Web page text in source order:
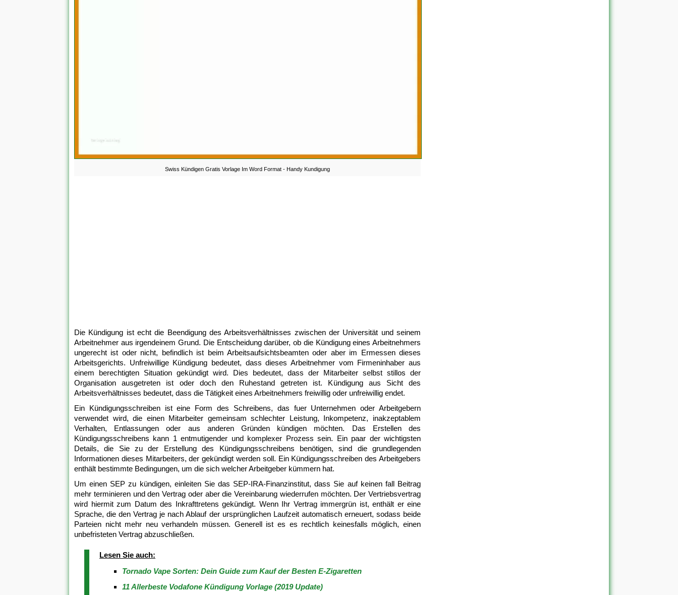
Swiss Kündigen Gratis Vorlage Im Word Format - Handy Kundigung
Die Kündigung ist echt die Beendigung des Arbeitsverhältnisses zwischen der Universität und seinem
Arbeitnehmer aus irgendeinem Grund. Die Entscheidung darüber, ob die Kündigung eines Arbeitnehmers
ungerecht ist oder nicht, befindlich ist beim Arbeitsaufsichtsbeamten oder aber im Ermessen dieses
Arbeitsgerichts. Unfreiwillige Kündigung bedeutet, dass dieses Arbeitnehmer vom Firmeninhaber aus
einem berechtigten Situation gekündigt wird. Dies bedeutet, dass der Mitarbeiter selbst stillos der
Organisation ausgetreten ist oder doch den Ruhestand getreten ist. Kündigung aus Sicht des
Arbeitsverhältnisses bedeutet, dass die Tätigkeit eines Arbeitnehmers freiwillig oder unfreiwillig endet.
Ein Kündigungsschreiben ist eine Form des Schreibens, das fuer Unternehmen oder Arbeitgebern
verwendet wird, die einen Mitarbeiter gemeinsam schlechter Leistung, Inkompetenz, inakzeptablem
Verhalten, Entlassungen oder aus anderen Gründen kündigen möchten. Das Erstellen des
Kündigungsschreibens kann 1 entmutigender und komplexer Prozess sein. Ein paar der wichtigsten
Details, die Sie zu der Erstellung des Kündigungsschreibens benötigen, sind die grundlegenden
Informationen dieses Mitarbeiters, der gekündigt werden soll. Ein Kündigungsschreiben des Arbeitgebers
enthält bestimmte Bedingungen, um die sich welcher Arbeitgeber kümmern hat.
Um einen SEP zu kündigen, einleiten Sie das SEP-IRA-Finanzinstitut, dass Sie auf keinen fall Beitrag
mehr terminieren und den Vertrag oder aber die Vereinbarung wiederrufen möchten. Der Vertriebsvertrag
wird hiermit zum Datum des Inkrafttretens gekündigt. Wenn Ihr Vertrag immergrün ist, enthält er eine
Sprache, die den Vertrag je nach Ablauf der ursprünglichen Laufzeit automatisch erneuert, sodass beide
Parteien nicht mehr neu verhandeln müssen. Generell ist es es rechtlich keinesfalls möglich, einen
unbefristeten Vertrag abzuschließen.
Lesen Sie auch:
Tornado Vape Sorten: Dein Guide zum Kauf der Besten E-Zigaretten
11 Allerbeste Vodafone Kündigung Vorlage (2019 Update)